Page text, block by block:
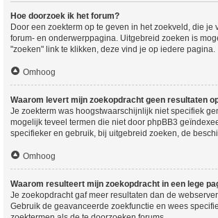
Hoe doorzoek ik het forum?
Door een zoekterm op te geven in het zoekveld, die je
forum- en onderwerppagina. Uitgebreid zoeken is
"zoeken" link te klikken, deze vind je op iedere pagina.
Omhoog
Waarom levert mijn zoekopdracht geen resultaten
Je zoekterm was hoogstwaarschijnlijk niet specifiek
mogelijk teveel termen die niet door phpBB3
specifieker en gebruik, bij uitgebreid zoeken, de
Omhoog
Waarom resulteert mijn zoekopdracht in een lege
Je zoekopdracht gaf meer resultaten dan de
Gebruik de geavanceerde zoekfunctie en wees